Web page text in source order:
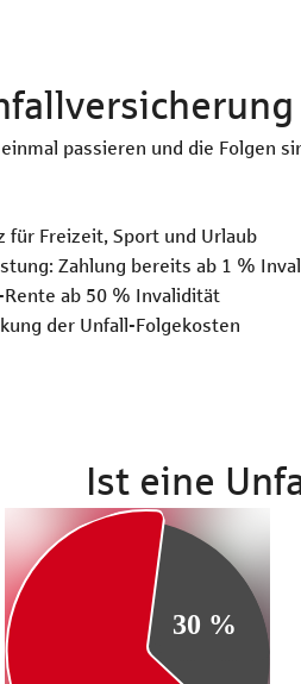
passieren und die Folgen
für Freizeit, Sport und Urlaub
Zahlung bereits ab 1 %
ab 50 % Invalidität
der Unfall-Folgekosten
Ist eine